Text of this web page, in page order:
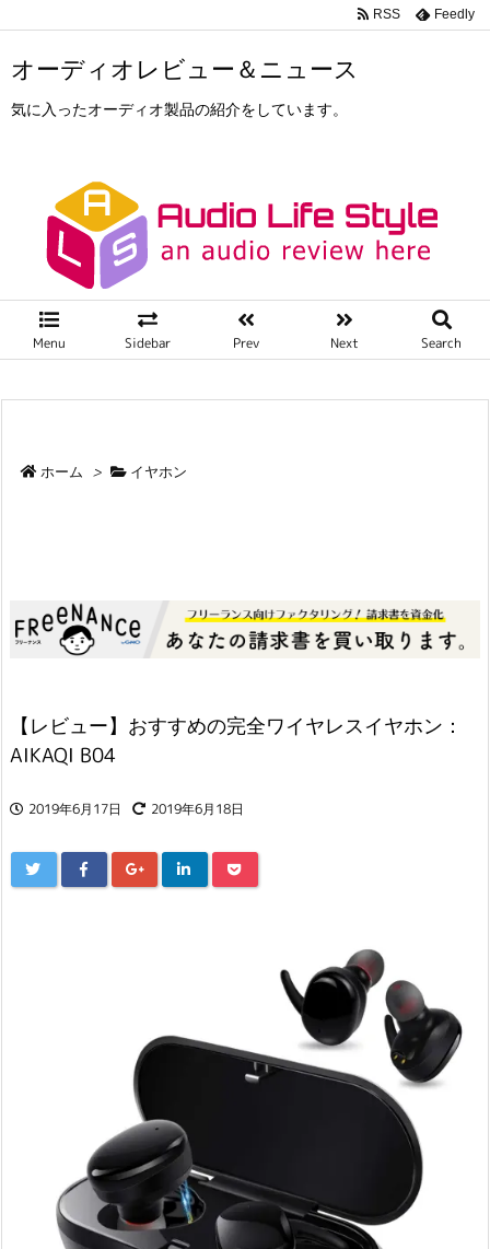
オーディオレビュー＆ニュース
気に入ったオーディオ製品の紹介をしています。
Menu Sidebar Prev Next Search
RSS Feedly
ホーム > イヤホン
【レビュー】おすすめの完全ワイヤレスイヤホン：
AIKAQI B04
2019年6月17日 2019年6月18日